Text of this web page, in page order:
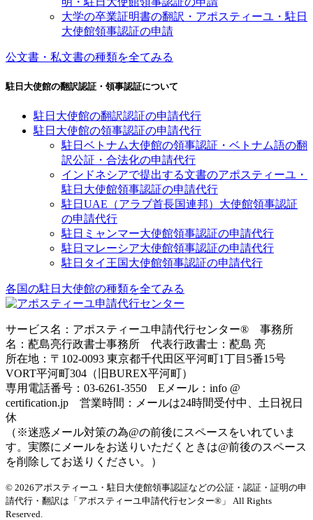
大学の卒業証明書の翻訳・アポスティーユ・駐日
大使館領事認証の申請
公文書・私文書の種類を全てみる
駐日大使館の翻訳認証・領事認証について
駐日大使館の翻訳認証の申請代行
駐日大使館の領事認証の申請代行
駐日ベトナム大使館の領事認証・ベトナム語の翻
訳公証・合法化の申請代行
インドネシアで提出する文書のアポスティーユ・
駐日大使館領事認証の申請代行
駐日UAE（アラブ首長国連邦）大使館領事認証
の申請代行
駐日ミャンマー大使館領事認証の申請代行
駐日マレーシア大使館領事認証の申請代行
駐日タイ王国大使館領事認証の申請代行
各国の駐日大使館の種類を全てみる
サービス名：アポスティーユ申請代行センター® 事務所
名：蓜島亮行政書士事務所 代表行政書士：蓜島 亮
所在地：〒102-0093 東京都千代田区平河町1丁目5番15号
VORT平河町304（旧BUREX平河町）
専用電話番号：03-6261-3550 Eメール：info @
certification.jp 営業時間：メールは24時間受付中、土日祝日
休
（※迷惑メール対策の為@の前後にスペースをいれていま
す。実際にメールをお送りいただくときは@前後のスペース
を削除してお送りください。）
© 2026アポスティーユ・駐日大使館領事認証などの公証・認証・証明の申
請代行・翻訳は「アポスティーユ申請代行センター®」 All Rights
Reserved.